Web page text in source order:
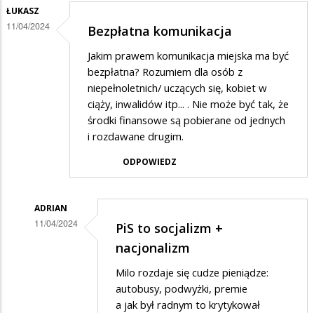
ŁUKASZ
11/04/2024 Bezpłatna komunikacja
Jakim prawem komunikacja miejska ma być
bezpłatna? Rozumiem dla osób z
niepełnoletnich/ uczących się, kobiet w
ciąży, inwalidów itp... . Nie może być tak, że
środki finansowe są pobierane od jednych
i rozdawane drugim.
ODPOWIEDZ
ADRIAN
11/04/2024
PiS to socjalizm +
nacjonalizm
Milo rozdaje się cudze pieniądze:
autobusy, podwyżki, premie
a jak był radnym to krytykował